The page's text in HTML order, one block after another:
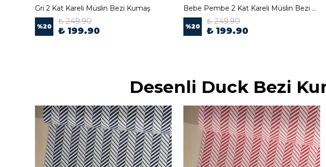
Gri 2 Kat Kareli Müslin Bezi Kumaş
%20
₺ 249.90
₺ 199.90
Bebe Pembe 2 Kat Kareli Müslin Bezi Kumaş
%20
₺ 249.90
₺ 199.90
Desenli Duck Bezi